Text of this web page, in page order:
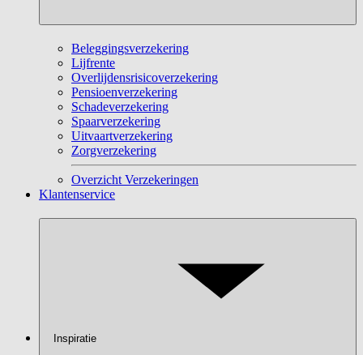
Beleggingsverzekering
Lijfrente
Overlijdensrisicoverzekering
Pensioenverzekering
Schadeverzekering
Spaarverzekering
Uitvaartverzekering
Zorgverzekering
Overzicht Verzekeringen
Klantenservice
Inspiratie